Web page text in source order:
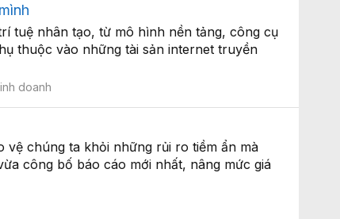
tuệ nhân tạo, từ mô hình nền tảng, công cụ
thuộc vào những tài sản internet truyền
doanh
chúng ta khỏi những rủi ro tiềm ẩn mà
công bố báo cáo mới nhất, nâng mức giá